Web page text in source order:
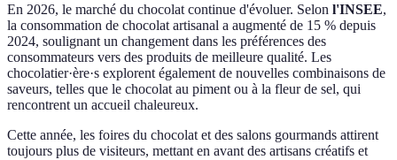
En 2026, le marché du chocolat continue d'évoluer. Selon l'INSEE,
la consommation de chocolat artisanal a augmenté de 15 % depuis
2024, soulignant un changement dans les préférences des
consommateurs vers des produits de meilleure qualité. Les
chocolatier·ère·s explorent également de nouvelles combinaisons de
saveurs, telles que le chocolat au piment ou à la fleur de sel, qui
rencontrent un accueil chaleureux.
Cette année, les foires du chocolat et des salons gourmands attirent
toujours plus de visiteurs, mettant en avant des artisans créatifs et